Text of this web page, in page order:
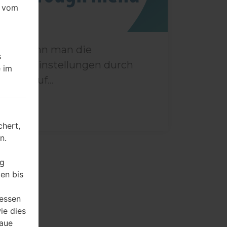
Wie kann man die
Werkseinstellungen durch
Menü auf...
im
bis
dies